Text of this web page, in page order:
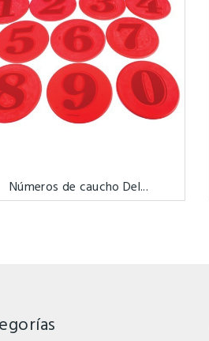
Números de caucho Del...